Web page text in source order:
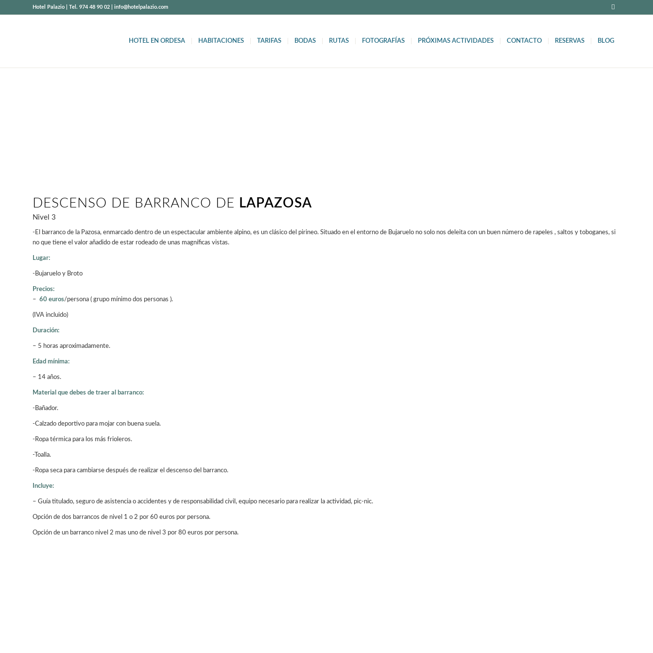
Hotel Palazio | Tel. 974 48 90 02 | info@hotelpalazio.com
HOTEL EN ORDESA HABITACIONES TARIFAS BODAS RUTAS FOTOGRAFÍAS PRÓXIMAS ACTIVIDADES CONTACTO RESERVAS BLOG
DESCENSO DE BARRANCO DE LAPAZOSA
Nivel 3
-El barranco de la Pazosa, enmarcado dentro de un espectacular ambiente alpino, es un clásico del pirineo. Situado en el entorno de Bujaruelo no solo nos deleita con un buen número de rapeles , saltos y toboganes, si
no que tiene el valor añadido de estar rodeado de unas magníficas vistas.
Lugar:
-Bujaruelo y Broto
Precios:
– 60 euros/persona ( grupo mínimo dos personas ).
(IVA incluido)
Duración:
– 5 horas aproximadamente.
Edad mínima:
– 14 años.
Material que debes de traer al barranco:
-Bañador.
-Calzado deportivo para mojar con buena suela.
-Ropa térmica para los más frioleros.
-Toalla.
-Ropa seca para cambiarse después de realizar el descenso del barranco.
Incluye:
– Guía titulado, seguro de asistencia o accidentes y de responsabilidad civil, equipo necesario para realizar la actividad, pic-nic.
Opción de dos barrancos de nivel 1 o 2 por 60 euros por persona.
Opción de un barranco nivel 2 mas uno de nivel 3 por 80 euros por persona.